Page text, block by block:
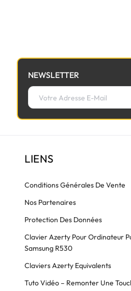
NEWSLETTER
LIENS
Conditions Générales De Vente
Nos Partenaires
Protection Des Données
Clavier Azerty Pour Ordinateur
Samsung R530
Claviers Azerty Equivalents
Tuto Vidéo – Remonter Une